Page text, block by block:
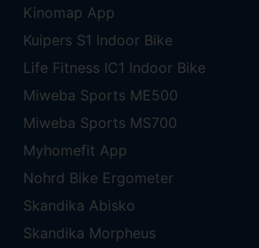
Kinomap App
Kuipers S1 Indoor Bike
Life Fitness IC1 Indoor Bike
Miweba Sports ME500
Miweba Sports MS700
Myhomefit App
Nohrd Bike Ergometer
Skandika Abisko
Skandika Morpheus